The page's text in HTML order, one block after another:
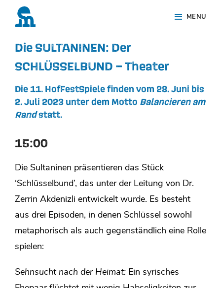
MENU
Overlay
Die SULTANINEN: Der
SCHLÜSSELBUND – Theater
Die 11. HofFestSpiele finden vom 28. Juni bis
2. Juli 2023 unter dem Motto Balancieren am
Randstatt.
15:00
Die Sultaninen präsentieren das Stück
‘Schlüsselbund’, das unter der Leitung von Dr.
Zerrin Akdenizli entwickelt wurde. Es besteht
aus drei Episoden, in denen Schlüssel sowohl
metaphorisch als auch gegenständlich eine Rolle
spielen:
Sehnsucht nach der Heimat: Ein syrisches